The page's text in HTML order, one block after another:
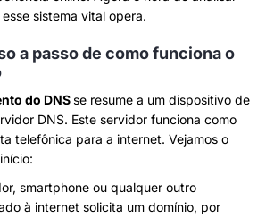
sistema vital opera.
a passo de como funciona o
do DNS se resume a um dispositivo de
DNS. Este servidor funciona como
telefônica para a internet. Vejamos o
smartphone ou qualquer outro
à internet solicita um domínio, por